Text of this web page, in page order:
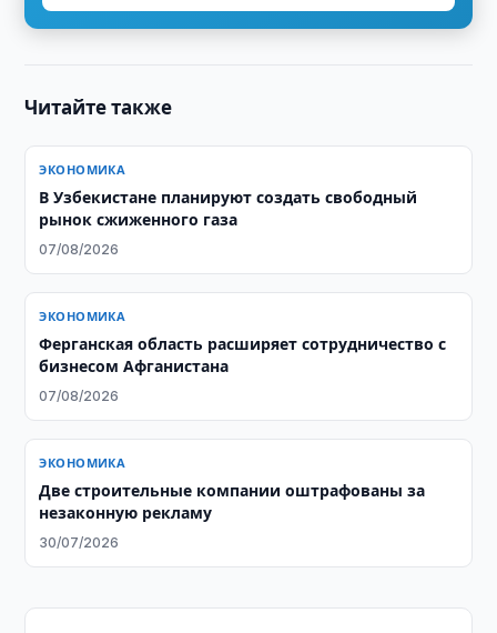
Читайте также
ЭКОНОМИКА
В Узбекистане планируют создать свободный
рынок сжиженного газа
07/08/2026
ЭКОНОМИКА
Ферганская область расширяет сотрудничество с
бизнесом Афганистана
07/08/2026
ЭКОНОМИКА
Две строительные компании оштрафованы за
незаконную рекламу
30/07/2026